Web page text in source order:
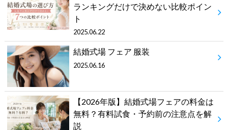
ランキングだけで決めない比較ポイン
ト
2025.06.22
結婚式場 フェア 服装
2025.06.16
【2026年版】結婚式場フェアの料金は
無料？有料試食・予約前の注意点を解
説